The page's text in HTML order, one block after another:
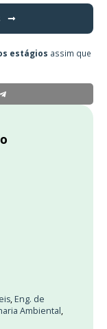
estágios assim que
, Eng. de
Ambiental,